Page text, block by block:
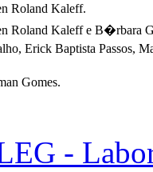
Roland Kaleff.
Roland Kaleff e B�rbara
Erick Baptista Passos,
Gomes.
-